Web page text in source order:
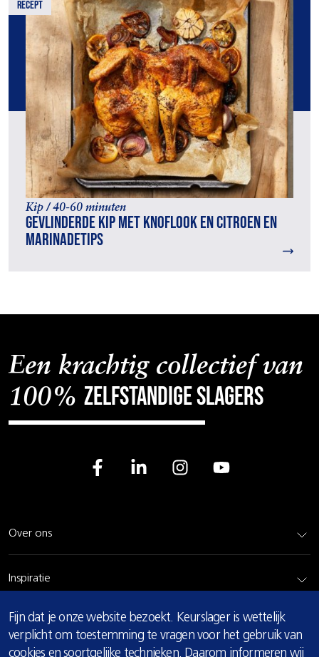
COOKIE
MELDING
Fijn dat je onze website bezoekt. Keurslager is wettelijk
verplicht om toestemming te vragen voor het gebruik van
cookies en soortgelijke technieken. Daarom informeren wij
recept
Kip / 40-60 minuten
Gevlinderde kip met knoflook en citroen en
marinadetips
Een krachtig collectief van
100% zelfstandige slagers
Over ons
Inspiratie
Rundvlees